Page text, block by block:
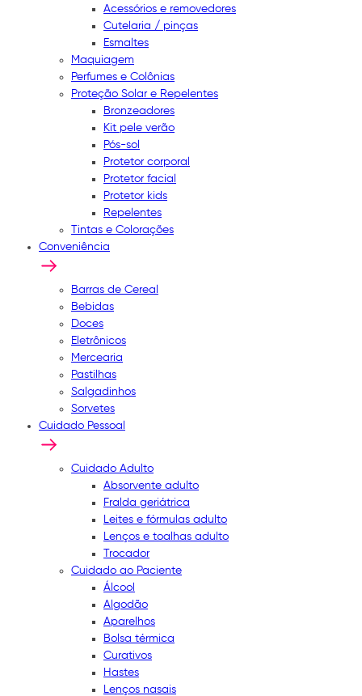
Acessórios e removedores
Cutelaria / pinças
Esmaltes
Maquiagem
Perfumes e Colônias
Proteção Solar e Repelentes
Bronzeadores
Kit pele verão
Pós-sol
Protetor corporal
Protetor facial
Protetor kids
Repelentes
Tintas e Colorações
Conveniência
Barras de Cereal
Bebidas
Doces
Eletrônicos
Mercearia
Pastilhas
Salgadinhos
Sorvetes
Cuidado Pessoal
Cuidado Adulto
Absorvente adulto
Fralda geriátrica
Leites e fórmulas adulto
Lenços e toalhas adulto
Trocador
Cuidado ao Paciente
Álcool
Algodão
Aparelhos
Bolsa térmica
Curativos
Hastes
Lenços nasais